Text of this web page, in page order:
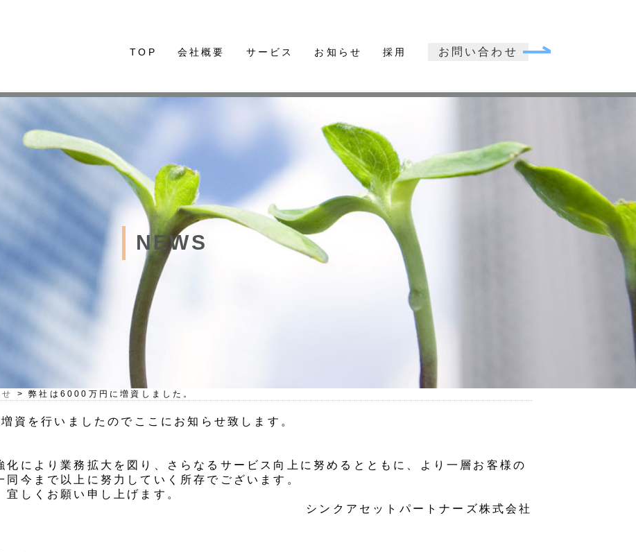
TOP 会社概要 サービス お知らせ 採用 お問い合わせ
NEWS
>弊社は6000万円に増資しました。
資を行いましたのでここにお知らせ致します。
化により業務拡大を図り、さらなるサービス向上に努めるとともに、より一層お客様の
今まで以上に努力していく所存でございます。
しくお願い申し上げます。
シンクアセットパートナーズ株式会社